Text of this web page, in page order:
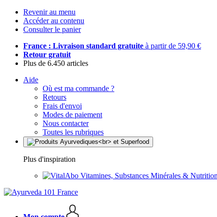
Revenir au menu
Accéder au contenu
Consulter le panier
France : Livraison standard gratuite à partir de 59,90 €
Retour gratuit
Plus de 6.450 articles
Aide
Où est ma commande ?
Retours
Frais d'envoi
Modes de paiement
Nous contacter
Toutes les rubriques
Plus d'inspiration
Vitamines, Substances Minérales &